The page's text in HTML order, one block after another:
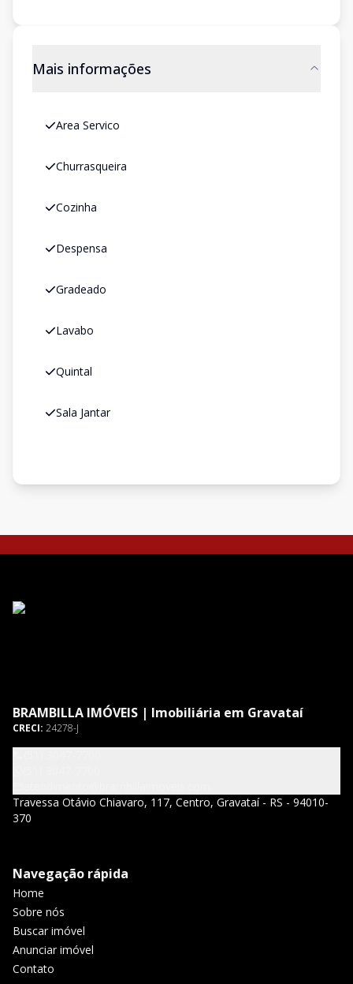
Mais informações
Area Servico
Churrasqueira
Cozinha
Despensa
Gradeado
Lavabo
Quintal
Sala Jantar
BRAMBILLA IMÓVEIS | Imobiliária em Gravataí
CRECI: 24278-J
Travessa Otávio Chiavaro, 117, Centro, Gravataí - RS - 94010-
370
Navegação rápida
Home
Sobre nós
Buscar imóvel
Anunciar imóvel
Contato